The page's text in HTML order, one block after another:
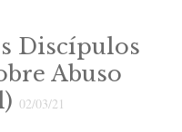
Discípulos
Abuso
02/03/21